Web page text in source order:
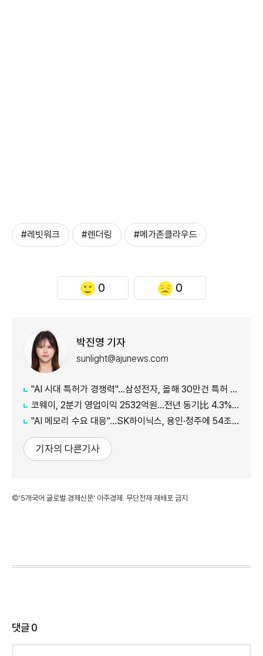
#레빗워크 #렌더링 #메가존클라우드
0 0
박진영 기자
sunlight@ajunews.com
"AI 시대 특허가 경쟁력"…삼성전자, 올해 30만건 특허 시대 연다
코웨이, 2분기 영업이익 2532억원…전년 동기比 4.3% 증가
"AI 메모리 수요 대응"…SK하이닉스, 용인·청주에 54조원 투자
기자의 다른기사
©'5개국어 글로벌 경제신문' 아주경제. 무단전재·재배포 금지
댓글0